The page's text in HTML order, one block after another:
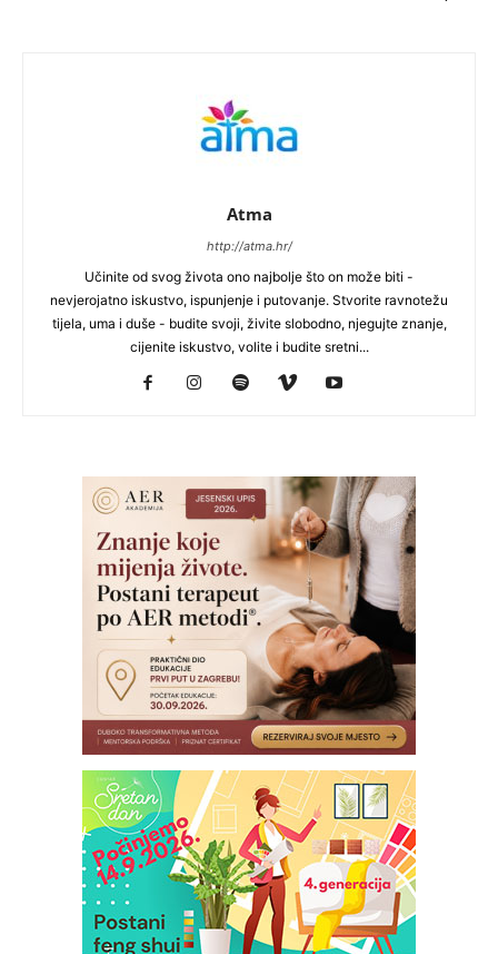
Atma
http://atma.hr/
Učinite od svog života ono najbolje što on može biti -
nevjerojatno iskustvo, ispunjenje i putovanje. Stvorite ravnotežu
tijela, uma i duše - budite svoji, živite slobodno, njegujte znanje,
cijenite iskustvo, volite i budite sretni...